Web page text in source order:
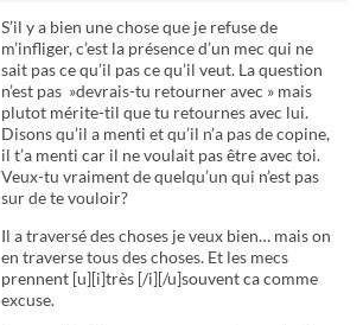
S’il y a bien une chose que je refuse de
m’infliger, c’est la présence d’un mec qui ne
sait pas ce qu’il pas ce qu’il veut. La question
n’est pas »devrais-tu retourner avec » mais
plutot mérite-til que tu retournes avec lui.
Disons qu’il a menti et qu’il n’a pas de copine,
il t’a menti car il ne voulait pas être avec toi.
Veux-tu vraiment de quelqu’un qui n’est pas
sur de te vouloir?
Il a traversé des choses je veux bien… mais on
en traverse tous des choses. Et les mecs
prennent [u][i]très [/i][/u]souvent ca comme
excuse.